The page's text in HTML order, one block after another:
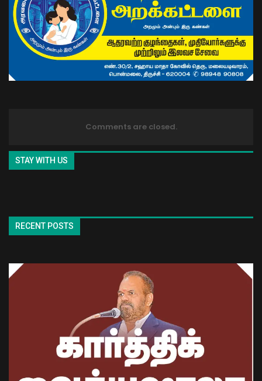
Comments are closed.
STAY WITH US
RECENT POSTS